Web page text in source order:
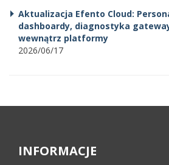
Aktualizacja Efento Cloud:
dashboardy, diagnostyka
wewnątrz platformy
2026/06/17
INFORMACJE